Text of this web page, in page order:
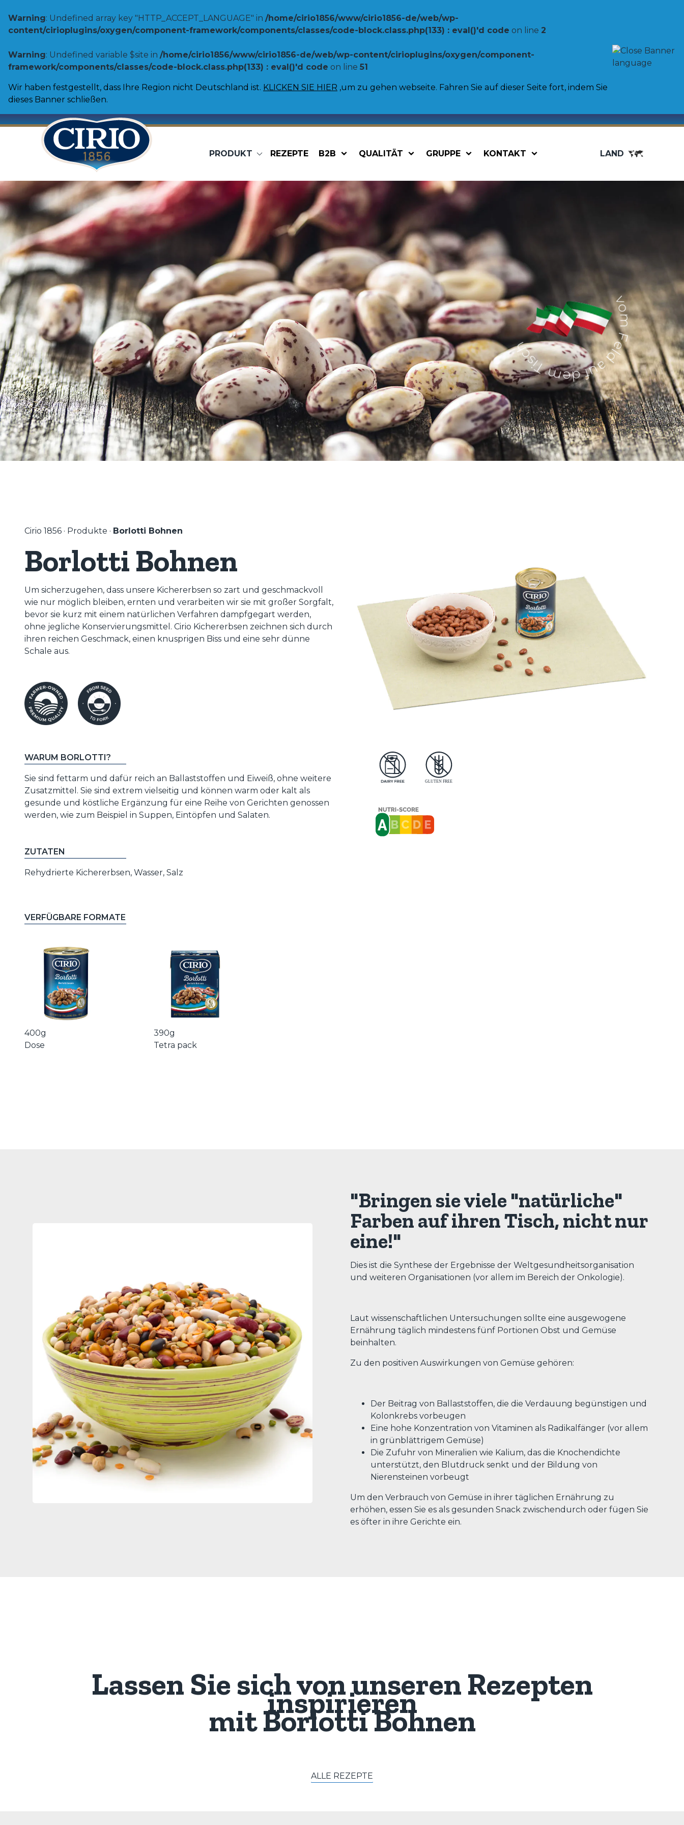
Warning: Undefined array key "HTTP_ACCEPT_LANGUAGE" in /home/cirio1856/www/cirio1856-de/web/wp-
content/cirioplugins/oxygen/component-framework/components/classes/code-block.class.php(133) : eval()'d code on line 2
Warning: Undefined variable $site in /home/cirio1856/www/cirio1856-de/web/wp-content/cirioplugins/oxygen/component-
framework/components/classes/code-block.class.php(133) : eval()'d code on line 51
Wir haben festgestellt, dass Ihre Region nicht Deutschland ist. KLICKEN SIE HIER ,um zu gehen webseite. Fahren Sie auf dieser Seite fort, indem Sie
dieses Banner schließen.
PRODUKT
Tomaten
Passierte Tomaten
Schältomaten
Tomatenstücke
Toskana Range
Grob passierte Tomaten
Tomatenmark
Datteltomaten
Tomatenfilets
Kirschtomaten
Fertiggerichte
Regionale Pasta Saucen
Pasta Sauce
Pizza sauce
Gebackene Bohnen
Hülsenfrüchte und Getreide
Accessibility
Gemüse
Cannellini Bohnen
Linsen
Kichererbsen
Borlotti Bohnen
Weiße Riesenbohnen
Rote Kidney Bohnen
Grüne Erbsen
Mais
Food service
Bag in Box
REZEPTE B2B QUALITÄT GRUPPE KONTAKT LAND
vom Feld auf dem Tisch
Cirio 1856 · Produkte · Borlotti Bohnen
Borlotti Bohnen
Um sicherzugehen, dass unsere Kichererbsen so zart und geschmackvoll
wie nur möglich bleiben, ernten und verarbeiten wir sie mit großer Sorgfalt,
bevor sie kurz mit einem natürlichen Verfahren dampfgegart werden,
ohne jegliche Konservierungsmittel. Cirio Kichererbsen zeichnen sich durch
ihren reichen Geschmack, einen knusprigen Biss und eine sehr dünne
Schale aus.
WARUM BORLOTTI?
Sie sind fettarm und dafür reich an Ballaststoffen und Eiweiß, ohne weitere
Zusatzmittel. Sie sind extrem vielseitig und können warm oder kalt als
gesunde und köstliche Ergänzung für eine Reihe von Gerichten genossen
werden, wie zum Beispiel in Suppen, Eintöpfen und Salaten.
ZUTATEN
Rehydrierte Kichererbsen, Wasser, Salz
VERFÜGBARE FORMATE
400g
Dose
390g
Tetra pack
"Bringen sie viele "natürliche"
Farben auf ihren Tisch, nicht nur
eine!"
Dies ist die Synthese der Ergebnisse der Weltgesundheitsorganisation
und weiteren Organisationen (vor allem im Bereich der Onkologie).
Laut wissenschaftlichen Untersuchungen sollte eine ausgewogene
Ernährung täglich mindestens fünf Portionen Obst und Gemüse
beinhalten.
Zu den positiven Auswirkungen von Gemüse gehören:
Der Beitrag von Ballaststoffen, die die Verdauung begünstigen und
Kolonkrebs vorbeugen
Eine hohe Konzentration von Vitaminen als Radikalfänger (vor allem
in grünblättrigem Gemüse)
Die Zufuhr von Mineralien wie Kalium, das die Knochendichte
unterstützt, den Blutdruck senkt und der Bildung von
Nierensteinen vorbeugt
Um den Verbrauch von Gemüse in ihrer täglichen Ernährung zu
erhöhen, essen Sie es als gesunden Snack zwischendurch oder fügen Sie
es öfter in ihre Gerichte ein.
Lassen Sie sich von unseren Rezepten
inspirieren
mitBorlotti Bohnen
ALLE REZEPTE